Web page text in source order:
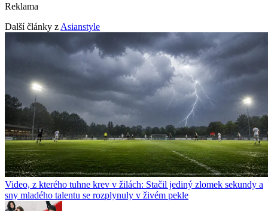
Reklama
Další články z Asianstyle
Video, z kterého tuhne krev v žilách: Stačil jediný zlomek sekundy a
sny mladého talentu se rozplynuly v živém pekle